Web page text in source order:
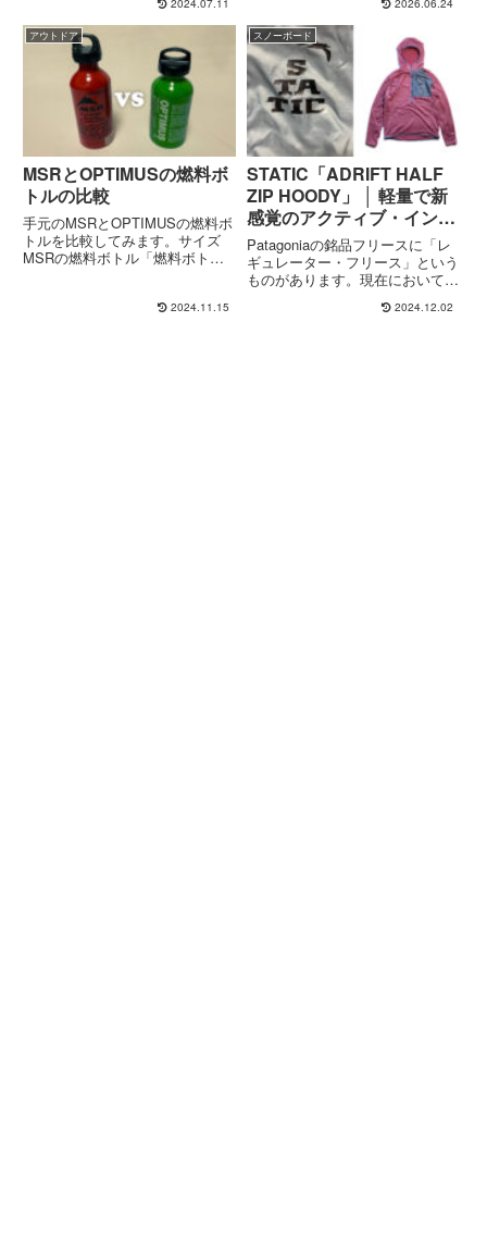
MYPROTEINはどうだったのかい
や、イイのよ、マイプロテイン。
セールなら1kgあたり1,500円く
らいで買えたりするし、フレ...
いくなかで、まだ使えるという理
由で後回しにしていたのがヘッド
ランプ。いい加減ベルトはヨレヨ
レで、イマドキのLEDライトと
比...
アウトドア
MSRとOPTIMUSの燃料ボ
トルの比較
手元のMSRとOPTIMUSの燃料ボ
トルを比較してみます。サイズ
MSRの燃料ボトル「燃料ボトル
ル。OPTIMUSの燃料ボトル「チ
2024.11.15
スノーボード
STATIC「ADRIFT HALF
ZIP HOODY」 │ 軽量で新
感覚のアクティブ・インサ
レーション
Patagoniaの銘品フリースに「レ
ギュレーター・フリース」という
ものがあります。現在において
ンが出てるけど、大別するとR1
2024.12.02